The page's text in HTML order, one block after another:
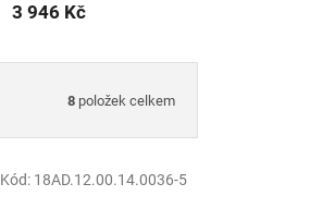
3 946 Kč
8 položek celkem
Kód: 18AD.12.00.14.0036-5